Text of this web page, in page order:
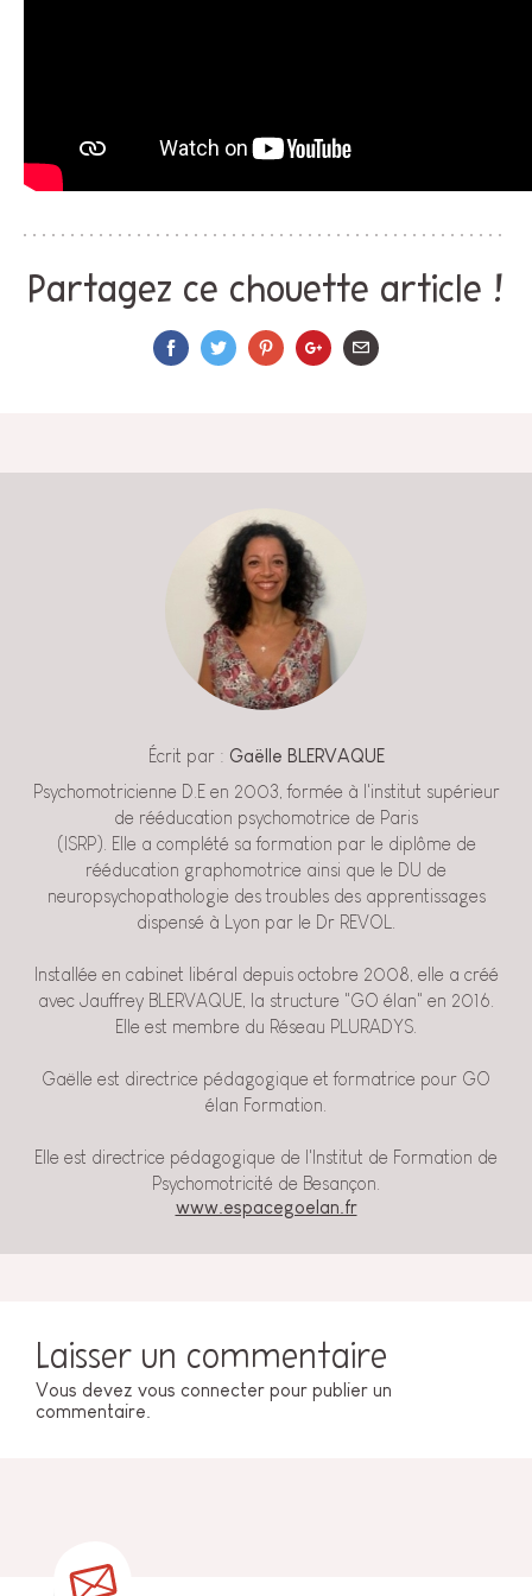
Partagez ce chouette article !
Écrit par : Gaëlle BLERVAQUE
Psychomotricienne D.E en 2003, formée à l'institut supérieur
de rééducation psychomotrice de Paris
(ISRP). Elle a complété sa formation par le diplôme de
rééducation graphomotrice ainsi que le DU de
neuropsychopathologie des troubles des apprentissages
dispensé à Lyon par le Dr REVOL.
Installée en cabinet libéral depuis octobre 2008, elle a créé
avec Jauffrey BLERVAQUE, la structure "GO élan" en 2016.
Elle est membre du Réseau PLURADYS.
Gaëlle est directrice pédagogique et formatrice pour GO
élan Formation.
Elle est directrice pédagogique de l'Institut de Formation de
Psychomotricité de Besançon.
www.espacegoelan.fr
Laisser un commentaire
Vous devez vous connecter pour publier un
commentaire.